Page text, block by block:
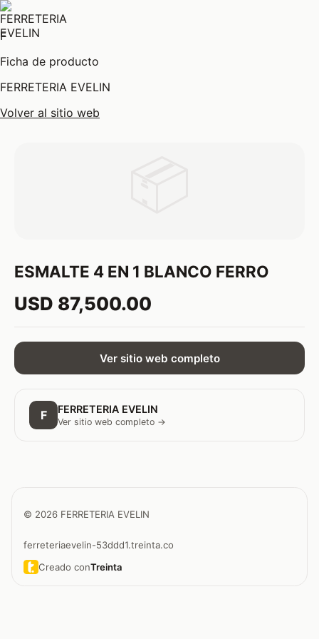
F
Ficha de producto
FERRETERIA EVELIN
Volver al sitio web
ESMALTE 4 EN 1 BLANCO FERRO
USD 87,500.00
Ver sitio web completo
F FERRETERIA EVELIN
Ver sitio web completo →
© 2026 FERRETERIA EVELIN
ferreteriaevelin-53ddd1.treinta.co
Creado conTreinta